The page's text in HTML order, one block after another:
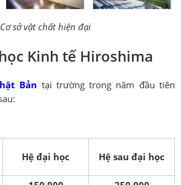
Cơ sở vật chất hiện đại
Kinh tế Hiroshima
Bản tại trường trong năm đầu tiên
Hệ đại học Hệ sau đại học